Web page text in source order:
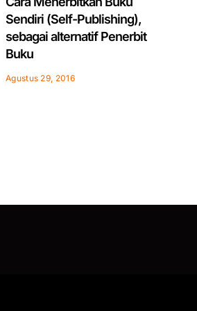
Sendiri (Self-Publishing),
sebagai alternatif Penerbit
Buku
Agustus 29, 2016